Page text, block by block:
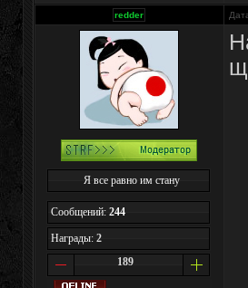
redder
Я все равно им стану
Сообщений: 244
Награды: 2
189